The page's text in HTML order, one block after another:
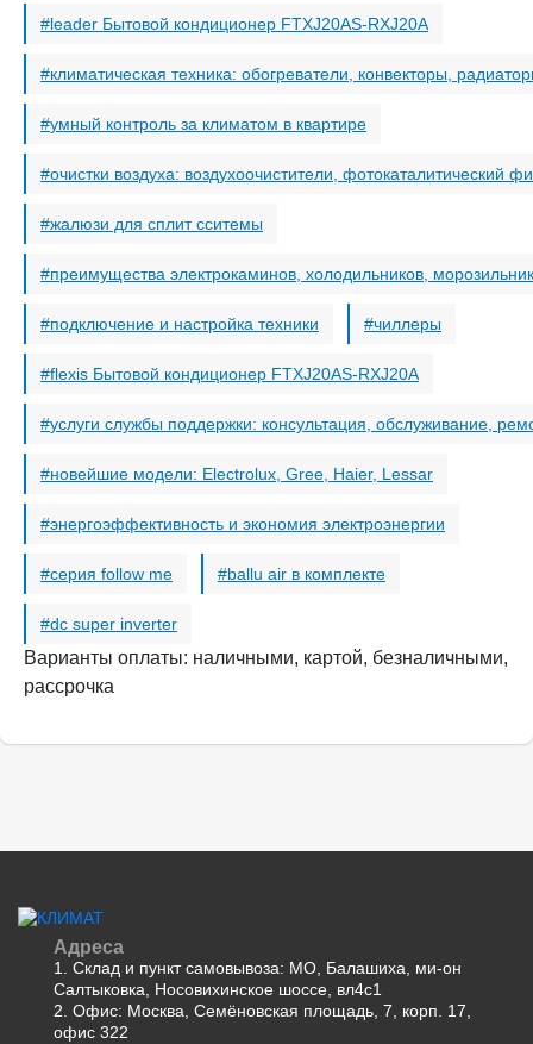
leader Бытовой кондиционер FTXJ20AS-RXJ20A
климатическая техника: обогреватели, конвекторы,
умный контроль за климатом в квартире
очистки воздуха: воздухоочистители, фотокаталитический
жалюзи для сплит сситемы
преимущества электрокаминов, холодильников,
подключение и настройка техники чиллеры
flexis Бытовой кондиционер FTXJ20AS-RXJ20A
услуги службы поддержки: консультация, обслуживание,
новейшие модели: Electrolux, Gree, Haier, Lessar
энергоэффективность и экономия электроэнергии
серия follow me ballu air в комплекте
dc super inverter
Варианты оплаты: наличными, картой, безналичными,
рассрочка
Адреса
1. Склад и пункт самовывоза: МО, Балашиха, ми-он
Салтыковка, Носовихинское шоссе, вл4с1
2. Офис: Москва, Семёновская площадь, 7, корп. 17,
офис 322